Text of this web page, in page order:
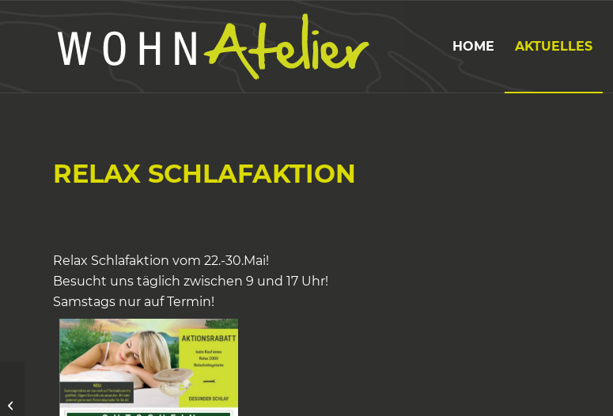
HOME AKTUELLES
RELAX SCHLAFAKTION
Relax Schlafaktion vom 22.-30.Mai!
Besucht uns täglich zwischen 9 und 17 Uhr!
Samstags nur auf Termin!
Karneval